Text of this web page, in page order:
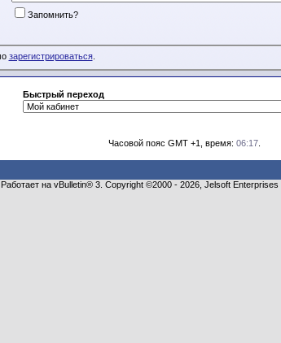
Запомнить?
зарегистрироваться.
Быстрый переход
Часовой пояс GMT +1, время: 06:17.
Работает на vBulletin® 3. Copyright ©2000 - 2026, Jelsoft